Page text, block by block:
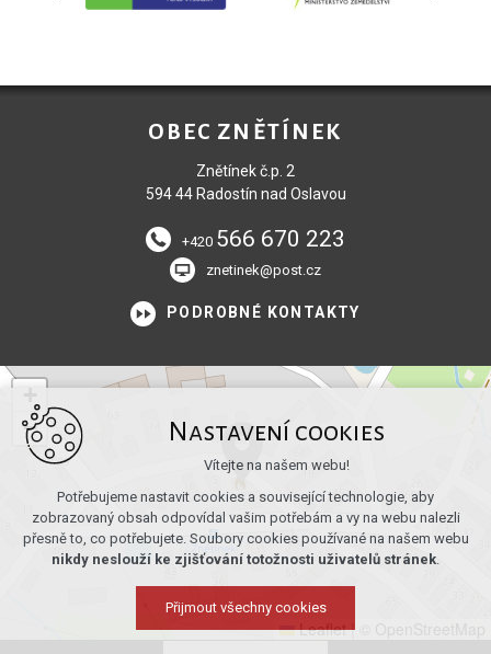
OBEC ZNĚTÍNEK
Znětínek č.p. 2
594 44 Radostín nad Oslavou
+420 566 670 223
znetinek@post.cz
PODROBNÉ KONTAKTY
−
Leaflet |
Nastavení cookies
Vítejte na našem webu!
Potřebujeme nastavit cookies a související technologie, aby
zobrazovaný obsah odpovídal vašim potřebám a vy na webu nalezli
přesně to, co potřebujete. Soubory cookies používané na našem webu
nikdy neslouží ke zjišťování totožnosti uživatelů stránek.
Přijmout všechny cookies